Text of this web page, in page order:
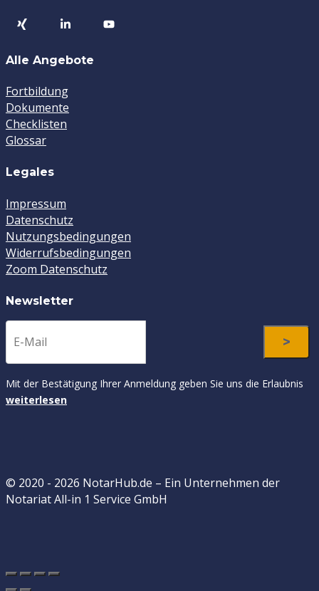
Alle Angebote
Fortbildung
Dokumente
Checklisten
Glossar
Legales
Impressum
Datenschutz
Nutzungsbedingungen
Widerrufsbedingungen
Zoom Datenschutz
Newsletter
Mit der Bestätigung Ihrer Anmeldung geben Sie uns die Erlaubnis
weiterlesen
© 2020 - 2026 NotarHub.de – Ein Unternehmen der
Notariat All-in 1 Service GmbH